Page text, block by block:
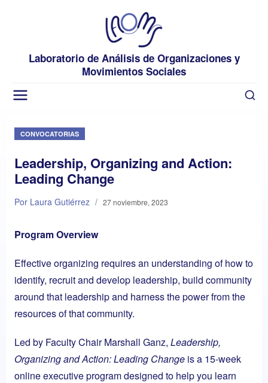
Laboratorio de Análisis de Organizaciones y
Movimientos Sociales
CONVOCATORIAS
Leadership, Organizing and Action:
Leading Change
Por Laura Gutiérrez / 27 noviembre, 2023
Program Overview
Effective organizing requires an understanding of how to
identify, recruit and develop leadership, build community
around that leadership and harness the power from the
resources of that community.
Led by Faculty Chair Marshall Ganz, Leadership,
Organizing and Action: Leading Change is a 15-week
online executive program designed to help you learn